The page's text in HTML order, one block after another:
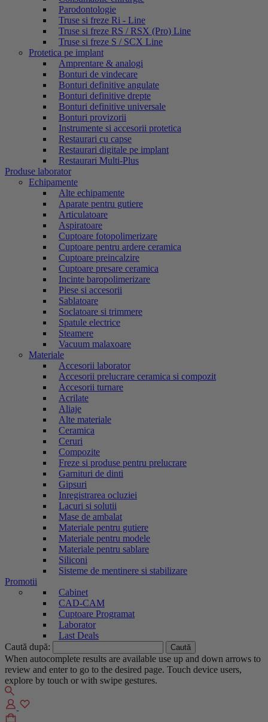
Parodontologie
Truse si freze Ri - Line
Truse si freze RS / RSX (Pro) Line
Truse si freze S / SCX Line
Protetica pe implant
Amprentare & analogi
Bonturi de vindecare
Bonturi definitive angulate
Bonturi definitive drepte
Bonturi definitive universale
Bonturi provizorii
Instrumente si accesorii protetica
Restaurari cu capse
Restaurari digitale pe implant
Restaurari Multi-Plus
Produse laborator
Echipamente
Alte echipamente
Aparate pentru gutiere
Articulatoare
Aspiratoare
Cuptoare fotopolimerizare
Cuptoare pentru ardere ceramica
Cuptoare preincalzire
Cuptoare presare ceramica
Incinte baropolimerizare
Piese si accesorii
Sablatoare
Soclatoare si trimmere
Spatule electrice
Steamere
Vacuum malaxoare
Materiale
Accesorii laborator
Accesorii prelucrare ceramica si compozit
Accesorii turnare
Acrilate
Aliaje
Alte materiale
Ceramica
Ceruri
Compozite
Freze si produse pentru prelucrare
Garnituri de dinti
Gipsuri
Inregistrarea ocluziei
Lacuri si solutii
Mase de ambalat
Materiale pentru gutiere
Materiale pentru modele
Materiale pentru sablare
Siliconi
Sisteme de mentinere si stabilizare
Promotii
Cabinet
CAD-CAM
Cuptoare Programat
Laborator
Last Deals
Caută după:
When autocomplete results are available use up and down arrows to
review and enter to go to the desired page. Touch device users,
explore by touch or with swipe gestures.